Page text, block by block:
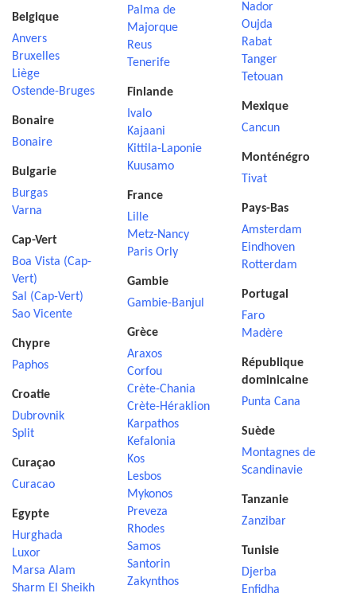
Belgique
Anvers
Bruxelles
Liège
Ostende-Bruges
Bonaire
Bonaire
Bulgarie
Burgas
Varna
Cap-Vert
Boa Vista (Cap-
Vert)
Sal (Cap-Vert)
Sao Vicente
Chypre
Paphos
Croatie
Dubrovnik
Split
Curaçao
Curacao
Egypte
Hurghada
Luxor
Marsa Alam
Sharm El Sheikh
Palma de
Majorque
Reus
Tenerife
Finlande
Ivalo
Kajaani
Kittila-Laponie
Kuusamo
France
Lille
Metz-Nancy
Paris Orly
Gambie
Gambie-Banjul
Grèce
Araxos
Corfou
Crète-Chania
Crète-Héraklion
Karpathos
Kefalonia
Kos
Lesbos
Mykonos
Preveza
Rhodes
Samos
Santorin
Zakynthos
Nador
Oujda
Rabat
Tanger
Tetouan
Mexique
Cancun
Monténégro
Tivat
Pays-Bas
Amsterdam
Eindhoven
Rotterdam
Portugal
Faro
Madère
République
dominicaine
Punta Cana
Suède
Montagnes de
Scandinavie
Tanzanie
Zanzibar
Tunisie
Djerba
Enfidha